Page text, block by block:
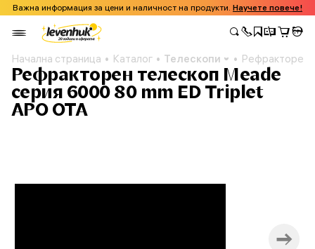
Важна информация за цени и наличност на продукти. Научете повече!
Начална страница Каталог Телескопи Рефракторен
Рефракторен телескоп Meade
серия 6000 80 mm ED Triplet
APO OTA